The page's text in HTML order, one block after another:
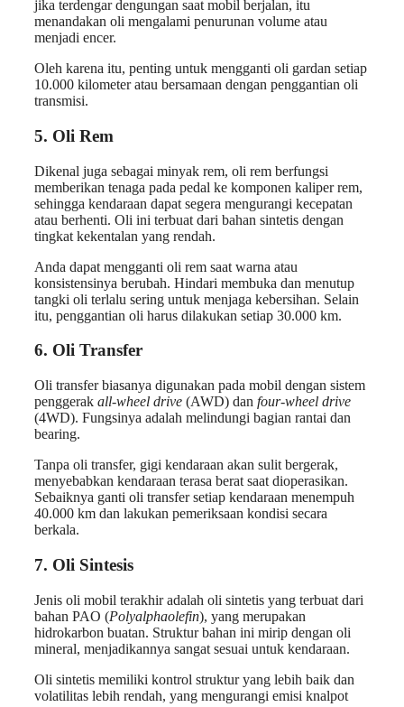
jika terdengar dengungan saat mobil berjalan, itu
menandakan oli mengalami penurunan volume atau
menjadi encer.
Oleh karena itu, penting untuk mengganti oli gardan setiap
10.000 kilometer atau bersamaan dengan penggantian oli
transmisi.
5. Oli Rem
Dikenal juga sebagai minyak rem, oli rem berfungsi
memberikan tenaga pada pedal ke komponen kaliper rem,
sehingga kendaraan dapat segera mengurangi kecepatan
atau berhenti. Oli ini terbuat dari bahan sintetis dengan
tingkat kekentalan yang rendah.
Anda dapat mengganti oli rem saat warna atau
konsistensinya berubah. Hindari membuka dan menutup
tangki oli terlalu sering untuk menjaga kebersihan. Selain
itu, penggantian oli harus dilakukan setiap 30.000 km.
6. Oli Transfer
Oli transfer biasanya digunakan pada mobil dengan sistem
penggerak all-wheel drive (AWD) dan four-wheel drive
(4WD). Fungsinya adalah melindungi bagian rantai dan
bearing.
Tanpa oli transfer, gigi kendaraan akan sulit bergerak,
menyebabkan kendaraan terasa berat saat dioperasikan.
Sebaiknya ganti oli transfer setiap kendaraan menempuh
40.000 km dan lakukan pemeriksaan kondisi secara
berkala.
7. Oli Sintesis
Jenis oli mobil terakhir adalah oli sintetis yang terbuat dari
bahan PAO (Polyalphaolefin), yang merupakan
hidrokarbon buatan. Struktur bahan ini mirip dengan oli
mineral, menjadikannya sangat sesuai untuk kendaraan.
Oli sintetis memiliki kontrol struktur yang lebih baik dan
volatilitas lebih rendah, yang mengurangi emisi knalpot